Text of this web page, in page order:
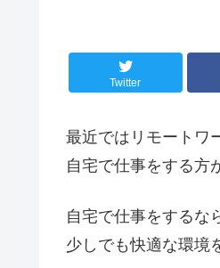
Twitter
最近ではリモートワ
自宅で仕事をする方
自宅で仕事をするな
少しでも快適な環境